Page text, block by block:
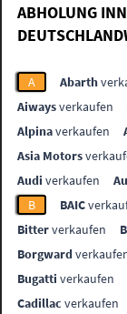
ABHOLUNG
A Abarth
Aiwaysverkaufen
Alpinaverkaufen
Asia Motors
Audi verkaufen
B
BAIC
Bitterverkaufen
Borgward
Bugatti verkaufen
Cadillac verkaufen